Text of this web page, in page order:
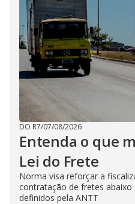
DO R7/07/08/2026
Entenda o que
Lei do Frete
Norma visa reforçar a
contratação de fretes
definidos pela ANTT